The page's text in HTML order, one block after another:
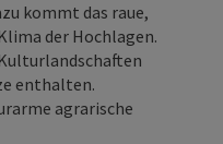
kommt das raue,
der Hochlagen.
enthalten.
agrarische